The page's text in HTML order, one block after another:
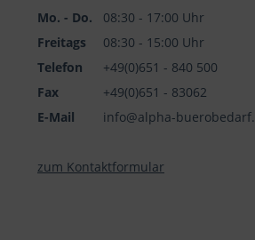
Mo. - Do.
08:30 - 17:00 Uhr
Freitags
08:30 - 15:00 Uhr
Telefon
+49(0)651 - 840 500
Fax
+49(0)651 - 83062
E-Mail
info@alpha-
zum Kontaktformular